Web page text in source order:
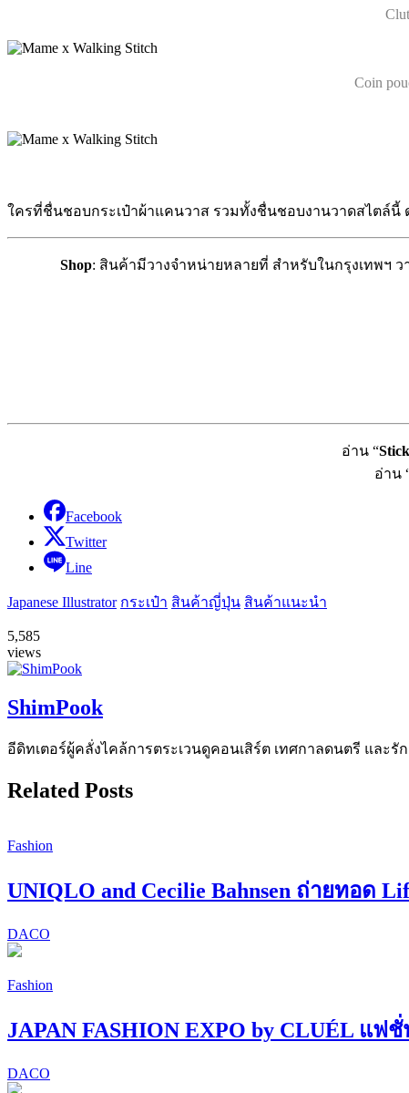
Coin
ใครที่ชื่นชอบกระเป๋าผ้าแคนวาส รวมทั้งชื่นชอบงานวาดสไตล์นี้
Shop: สินค้ามีวางจำหน่ายหลายที่ สำหรับในกรุงเทพฯ วาง
อ่าน “
อ่าน
Facebook
Twitter
Line
Japanese Illustrator กระเป๋า สินค้าญี่ปุ่น สินค้าแนะนำ
5,585
views
ShimPook
อีดิทเตอร์ผู้คลั่งไคล้การตระเวนดูคอนเสิร์ต เทศกาลดนตรี และรั
Related Posts
Fashion
UNIQLO and Cecilie Bahnsen ถ่ายทอด
DACO
Fashion
JAPAN FASHION EXPO by CLUÉL แ
DACO